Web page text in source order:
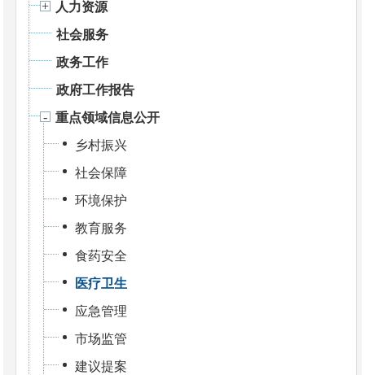
人力资源
社会服务
政务工作
政府工作报告
重点领域信息公开
乡村振兴
社会保障
环境保护
教育服务
食药安全
医疗卫生
应急管理
市场监管
建议提案